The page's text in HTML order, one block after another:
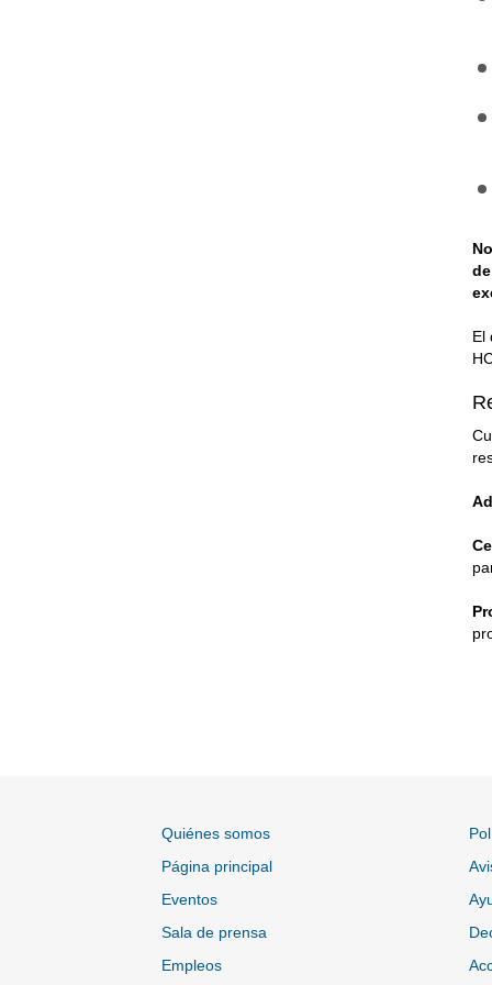
El
Quiénes somos
Página principal
Eventos
Sala de prensa
Empleos